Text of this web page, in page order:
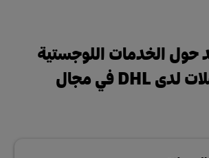
حول الخدمات اللوجستية
لأشباه الموصلات لدى DHL في مجال